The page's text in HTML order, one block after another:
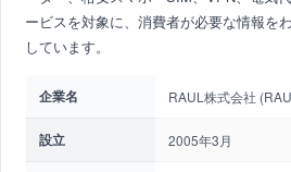
ービスを対象に、消費者が必要な情報を
しています。
企業名 RAUL株式会社
設立 2005年3月